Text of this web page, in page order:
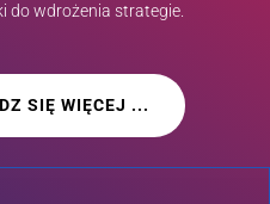
do wdrożenia strategie.
SIĘ WIĘCEJ ...